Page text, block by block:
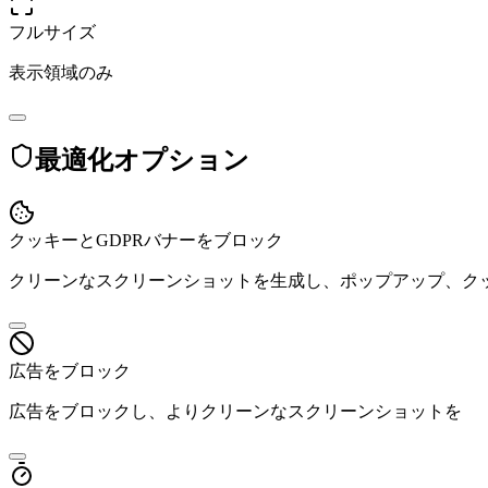
フルサイズ
表示領域のみ
最適化オプション
クッキーとGDPRバナーをブロック
クリーンなスクリーンショットを生成し、ポップアップ、
広告をブロック
広告をブロックし、よりクリーンなスクリーンショットを